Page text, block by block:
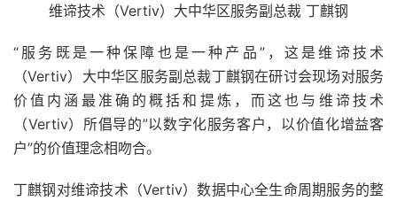
维谛技术（Vertiv）大中华区服务副总裁 丁麒钢
“服务既是一种保障也是一种产品”，这是维谛技术
（Vertiv）大中华区服务副总裁丁麒钢在研讨会现场对服务
价值内涵最准确的概括和提炼，而这也与维谛技术
（Vertiv）所倡导的”以数字化服务客户，以价值化增益客
户”的价值理念相吻合。
丁麒钢对维谛技术（Vertiv）数据中心全生命周期服务的整